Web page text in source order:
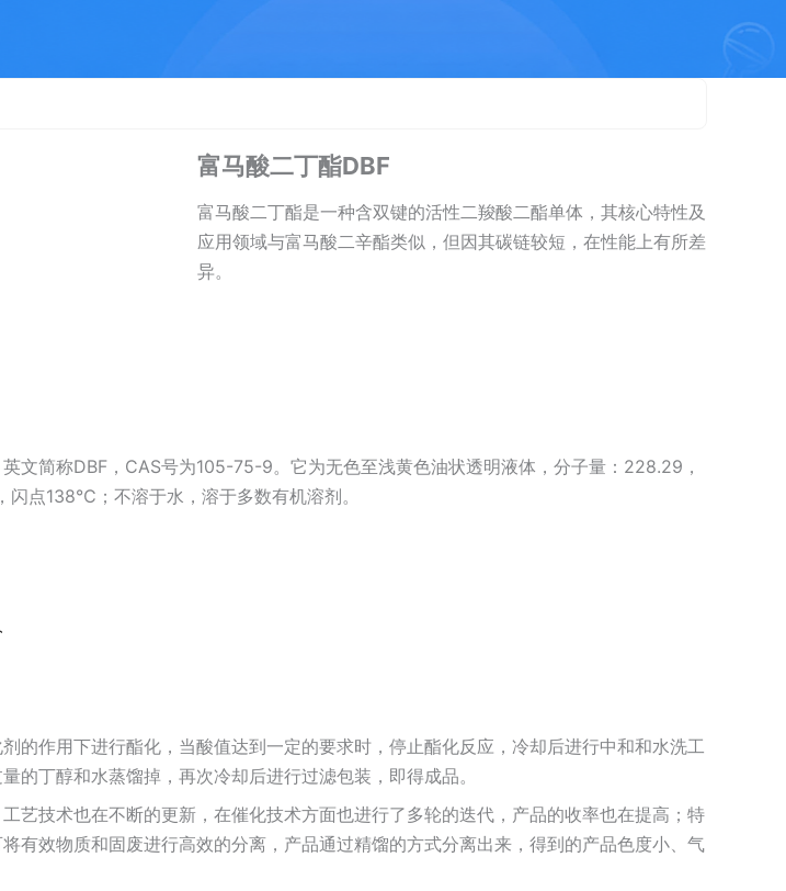
富马酸二丁酯DBF
富马酸二丁酯是一种含双键的活性二羧酸二酯单体，其核心特性及
应用领域与富马酸二辛酯类似，但因其碳链较短，在性能上有所差
异。
文简称DBF，CAS号为105-75-9。它为无色至浅黄色油状透明液体，分子量：228.29，
点138℃；不溶于水，溶于多数有机溶剂。
的作用下进行酯化，当酸值达到一定的要求时，停止酯化反应，冷却后进行中和和水洗工
的丁醇和水蒸馏掉，再次冷却后进行过滤包装，即得成品。
艺技术也在不断的更新，在催化技术方面也进行了多轮的迭代，产品的收率也在提高；特
有效物质和固废进行高效的分离，产品通过精馏的方式分离出来，得到的产品色度小、气